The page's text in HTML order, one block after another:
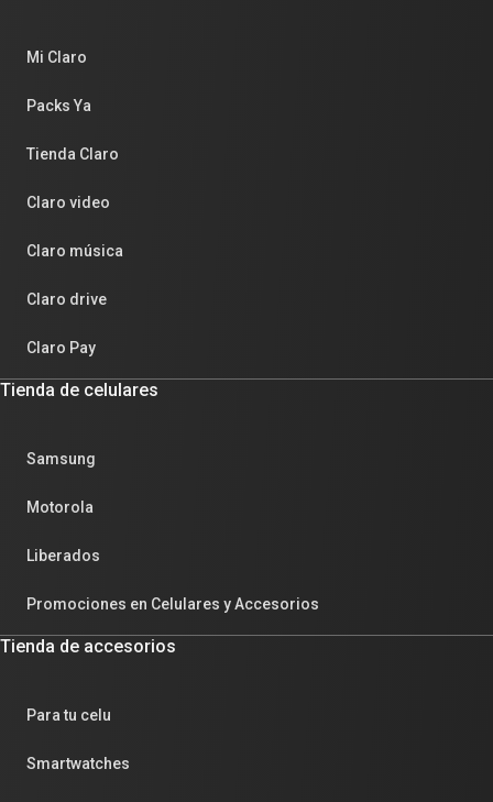
Mi Claro
Packs Ya
Tienda Claro
Claro video
Claro música
Claro drive
Claro Pay
Tienda de celulares
Samsung
Motorola
Liberados
Promociones en Celulares y Accesorios
Tienda de accesorios
Para tu celu
Smartwatches